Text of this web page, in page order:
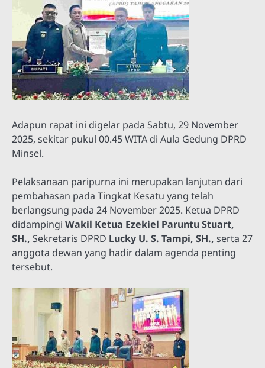
Adapun rapat ini digelar pada Sabtu, 29 November
2025, sekitar pukul 00.45 WITA di Aula Gedung DPRD
Minsel.
Pelaksanaan paripurna ini merupakan lanjutan dari
pembahasan pada Tingkat Kesatu yang telah
berlangsung pada 24 November 2025. Ketua DPRD
didampingi Wakil Ketua Ezekiel Paruntu Stuart,
SH., Sekretaris DPRD Lucky U. S. Tampi, SH., serta 27
anggota dewan yang hadir dalam agenda penting
tersebut.